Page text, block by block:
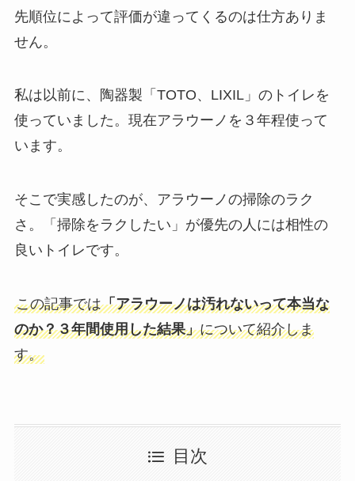
先順位によって評価が違ってくるのは仕方ありま
せん。
私は以前に、陶器製「TOTO、LIXIL」のトイレを
使っていました。現在アラウーノを３年程使って
います。
そこで実感したのが、アラウーノの掃除のラク
さ。「掃除をラクしたい」が優先の人には相性の
良いトイレです。
この記事では「アラウーノは汚れないって本当な
のか？３年間使用した結果」について紹介しま
す。
目次